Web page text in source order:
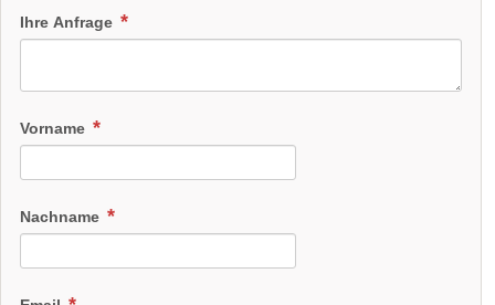
Ihre Anfrage
Vorname
Nachname